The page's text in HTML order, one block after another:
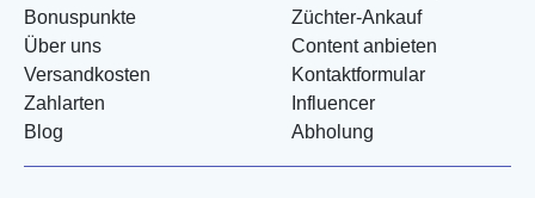
Bonuspunkte
Über uns
Versandkosten
Zahlarten
Blog
Züchter-Ankauf
Content anbieten
Kontaktformular
Influencer
Abholung